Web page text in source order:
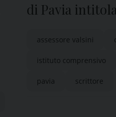
di Pavia
assessore valsini
istituto comprensivo
pavia scrittore